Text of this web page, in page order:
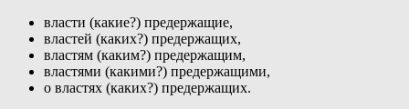
власти (какие?) предержащие,
властей (каких?) предержащих,
властям (каким?) предержащим,
властями (какими?) предержащими,
о властях (каких?) предержащих.